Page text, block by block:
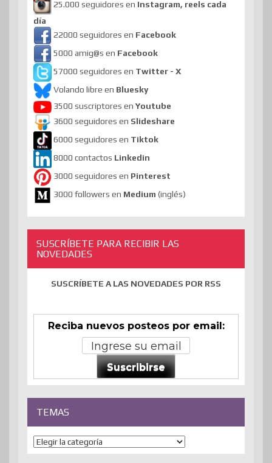
25.000 seguidores en Instagram, reels cada
día
22000 seguidores en Facebook
5000 amig@s en Facebook
57000 seguidores en Twitter - X
Volando libre en Bluesky
3500 suscriptores en Youtube
3600 seguidores en Slideshare
6000 seguidores en Tiktok
8000 contactos Linkedin
3000 seguidores en Pinterest
3000 followers en Medium (inglés)
SUSCRÍBETE PARA RECIBIR LAS
NOVEDADES
SUSCRÍBETE A LAS NOVEDADES POR RSS
Reciba nuevos posteos por email:
Suscribirse
TEMAS
Temas